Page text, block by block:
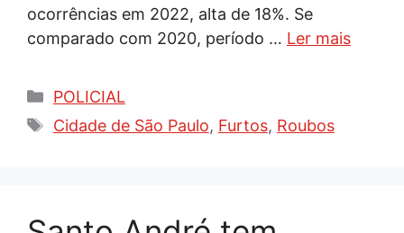
ocorrências em 2022, alta de 18%. Se
comparado com 2020, período … Ler mais
Categorias
POLICIAL
Tags
Cidade de São Paulo, Furtos, Roubos